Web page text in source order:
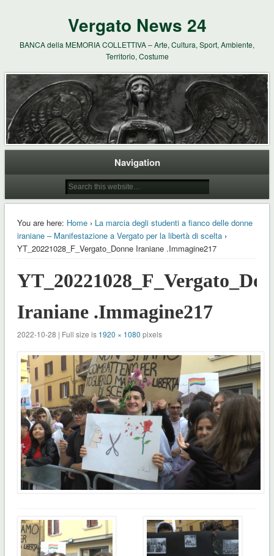
Vergato News 24
BANCA della MEMORIA COLLETTIVA – Arte, Cultura, Sport, Ambiente,
Territorio, Costume
Navigation
You are here: Home› La marcia degli studenti a fianco delle donne
iraniane – Manifestazione a Vergato per la libertà di scelta›
YT_20221028_F_Vergato_Donne Iraniane .Immagine217
Iraniane .Immagine217
2022-10-28 | Full size is 1920 × 1080 pixels